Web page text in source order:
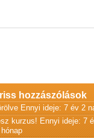
hozzászólások
Ennyi ideje: 7 év 2
kurzus! Ennyi ideje: 7
hónap